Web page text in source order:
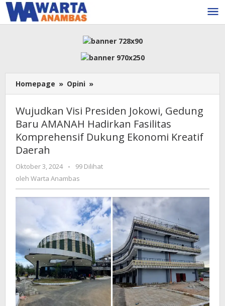
Lewati
ke
konten
Homepage » Opini »
Visi
Jokowi,
Gedung
Baru
AMANAH
Fasilitas
Dukung
Ekonomi
Kreatif
Daerah
Wujudkan Visi Presiden Jokowi, Gedung
Baru AMANAH Hadirkan Fasilitas
Komprehensif Dukung Ekonomi Kreatif
Daerah
Oktober 3, 2024
oleh
Warta
-
99 Dilihat
oleh Warta Anambas